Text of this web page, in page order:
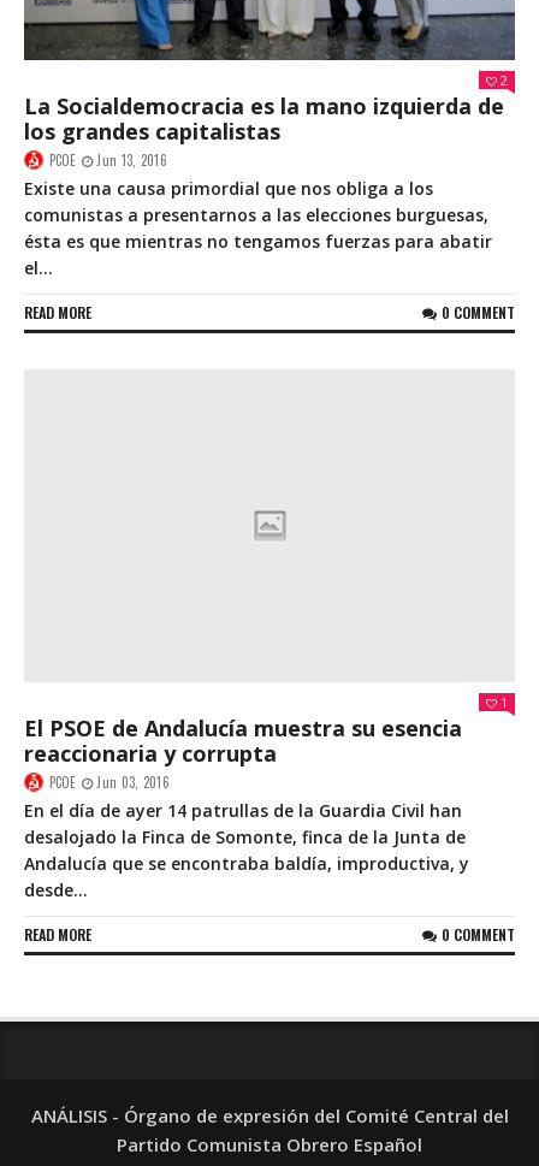
2
La Socialdemocracia es la mano izquierda de
los grandes capitalistas
PCOE Jun 13, 2016
Existe una causa primordial que nos obliga a los
comunistas a presentarnos a las elecciones burguesas,
ésta es que mientras no tengamos fuerzas para abatir
el...
READ MORE 0 COMMENT
1
El PSOE de Andalucía muestra su esencia
reaccionaria y corrupta
PCOE Jun 03, 2016
En el día de ayer 14 patrullas de la Guardia Civil han
desalojado la Finca de Somonte, finca de la Junta de
Andalucía que se encontraba baldía, improductiva, y
desde...
READ MORE 0 COMMENT
ANÁLISIS - Órgano de expresión del Comité Central del
Partido Comunista Obrero Español